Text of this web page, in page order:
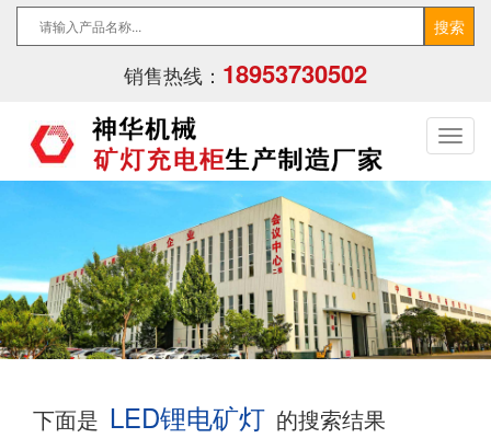
销售热线： 18953730502
下面是 LED锂电矿灯 的搜索结果